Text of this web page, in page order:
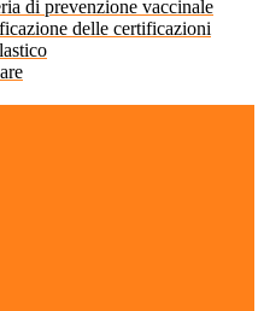
di prevenzione vaccinale
delle certificazioni